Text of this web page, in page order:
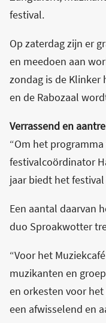
festival.
Op zaterdag zijn er
en meedoen aan
zondag is de Klinker
en de Rabozaal
Verrassend en
“Om het
festivalcoördinator
jaar biedt het
Een aantal daarvan
duo Sproakwotter
“Voor het
muzikanten en
en orkesten voor
een afwisselend en